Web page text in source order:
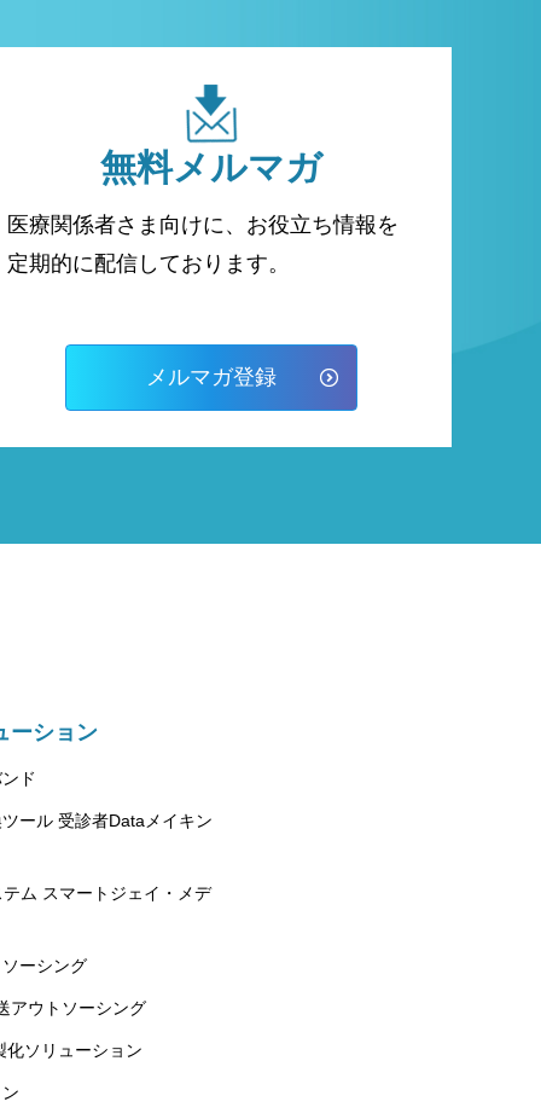
無料メルマガ
医療関係者さま向けに、お役立ち情報を
定期的に配信しております。
メルマガ登録
ーション
ド
ール 受診者Dataメイキン
ム スマートジェイ・メデ
ーシング
アウトソーシング
化ソリューション